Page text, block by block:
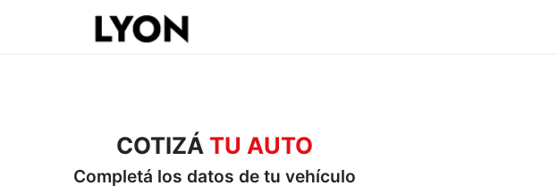
COTIZÁ TU AUTO
Completá los datos de tu vehículo